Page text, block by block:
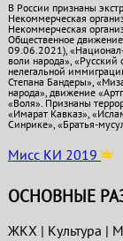
В России признаны
Некоммерческая
Некоммерческая
Общественное
09.06.2021),
воли народа»,
нелегальной
Степана Бандеры»,
народа», движение
«Воля». Признаны
«Имарат Кавказ»,
Синрике», «Братья-
Мисс КИ 2019
ОСНОВНЫЕ
ЖКХ| Культура |